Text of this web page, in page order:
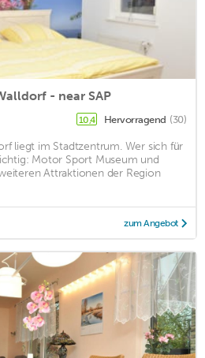
- near SAP
10,4 Hervorragend (30)
liegt im Stadtzentrum. Wer sich für
Motor Sport Museum und
Attraktionen der Region
zum Angebot